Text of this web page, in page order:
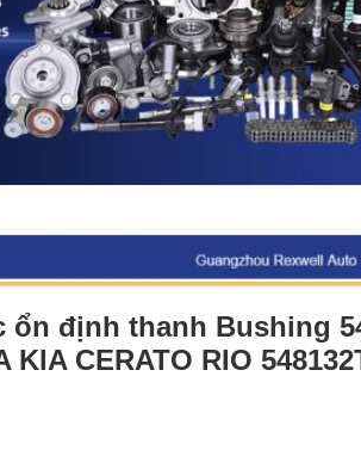
định thanh Bushing
KIA CERATO RIO